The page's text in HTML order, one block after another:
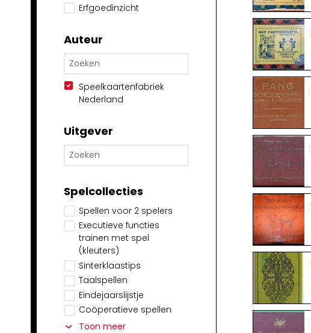
Erfgoedinzicht
Auteur
Speelkaartenfabriek
Nederland
Uitgever
Spelcollecties
Spellen voor 2 spelers
Executieve functies
trainen met spel
(kleuters)
Sinterklaastips
Taalspellen
Eindejaarslijstje
Coöperatieve spellen
Toon meer